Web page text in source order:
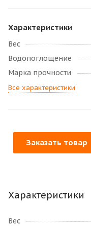
Характеристики
Вес
Водопоглощение
Марка прочности
Все характеристики
Заказать товар
Характеристики
Вес